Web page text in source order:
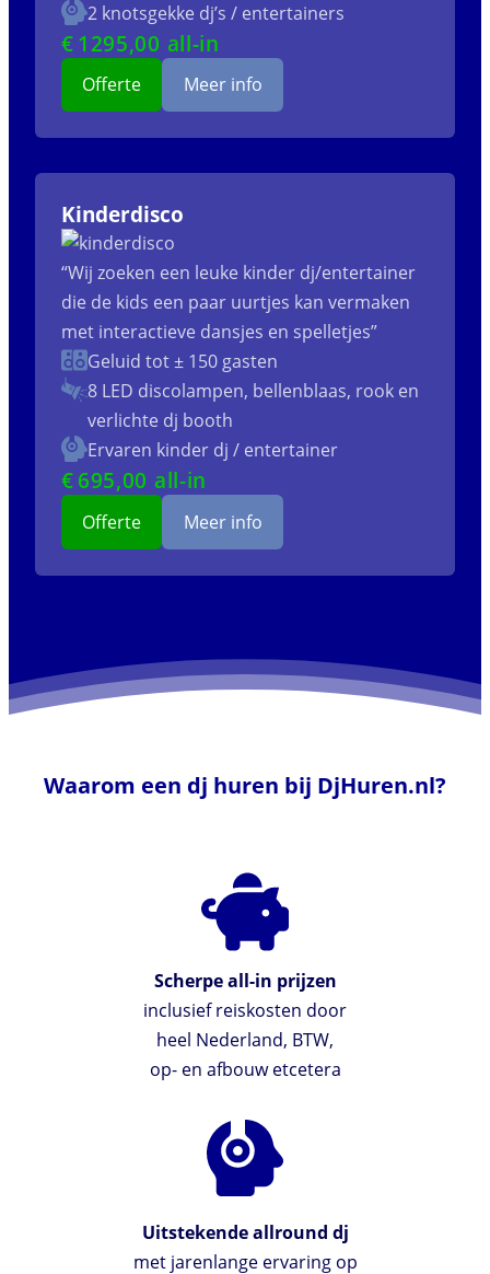
2 knotsgekke dj’s / entertainers
€ 1295,00 all-in
Offerte Meer info
Kinderdisco
“Wij zoeken een leuke kinder dj/entertainer
die de kids een paar uurtjes kan vermaken
met interactieve dansjes en spelletjes”
Geluid tot ± 150 gasten
8 LED discolampen, bellenblaas, rook en
verlichte dj booth
Ervaren kinder dj / entertainer
€ 695,00 all-in
Offerte Meer info
Waarom een dj huren bij DjHuren.nl?
Scherpe all-in prijzen
inclusief reiskosten door
heel Nederland, BTW,
op- en afbouw etcetera
Uitstekende allround dj
met jarenlange ervaring op